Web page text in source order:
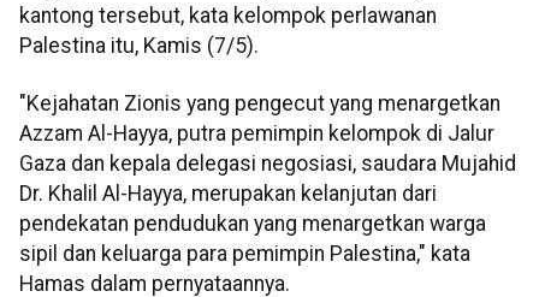
kantong tersebut, kata kelompok perlawanan
Palestina itu, Kamis (7/5).
"Kejahatan Zionis yang pengecut yang menargetkan
Azzam Al-Hayya, putra pemimpin kelompok di Jalur
Gaza dan kepala delegasi negosiasi, saudara Mujahid
Dr. Khalil Al-Hayya, merupakan kelanjutan dari
pendekatan pendudukan yang menargetkan warga
sipil dan keluarga para pemimpin Palestina," kata
Hamas dalam pernyataannya.